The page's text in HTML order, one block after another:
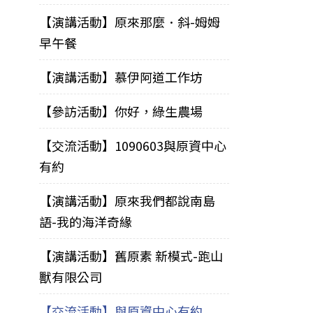
【演講活動】原來那麼．斜-姆姆
早午餐
【演講活動】慕伊阿道工作坊
【參訪活動】你好，綠生農場
【交流活動】1090603與原資中心
有約
【演講活動】原來我們都說南島
語-我的海洋奇緣
【演講活動】舊原素 新模式-跑山
獸有限公司